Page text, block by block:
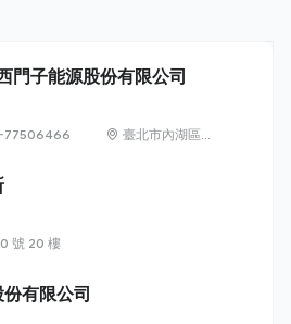
子能源股份有限公司
77506466
臺北市內湖區
號 20 樓
有限公司